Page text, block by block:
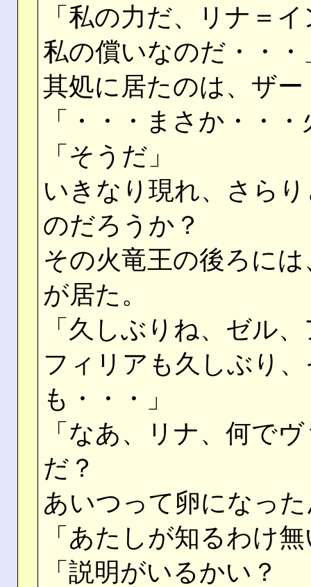
「私の力だ、リナ＝
私の償いなのだ・・・
其処に居たのは、ザ
「・・・まさか・・
「そうだ」
いきなり現れ、さら
のだろうか？
その火竜王の後ろに
が居た。
「久しぶりね、ゼル
フィリアも久しぶり
も・・・」
「なあ、リナ、何で
だ？
あいつって卵になっ
「あたしが知るわけ
「説明がいるかい？